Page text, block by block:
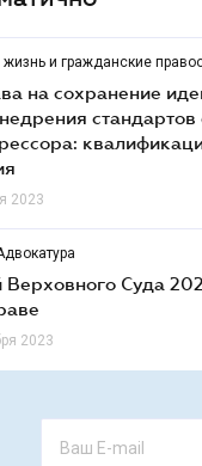
жизнь и гражданские
на сохранение
стандартов
2023
Суда
2023